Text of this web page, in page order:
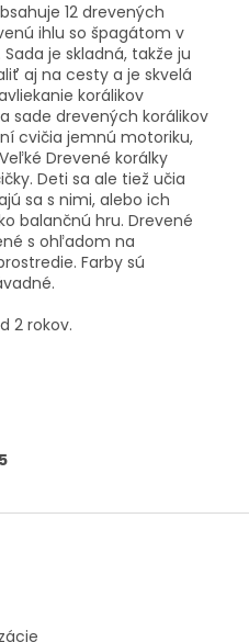
12 drevených
ihlu so špagátom v
je skladná, takže ju
aj na cesty a je skvelá
korálikov
sade drevených korálikov
cvičia jemnú motoriku,
Drevené korálky
Deti sa ale tiež učia
sa s nimi, alebo ich
balančnú hru. Drevené
s ohľadom na
Farby sú
2 rokov.